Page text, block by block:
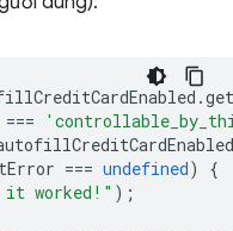
.get
===
=== undefined)
{
it worked!" );